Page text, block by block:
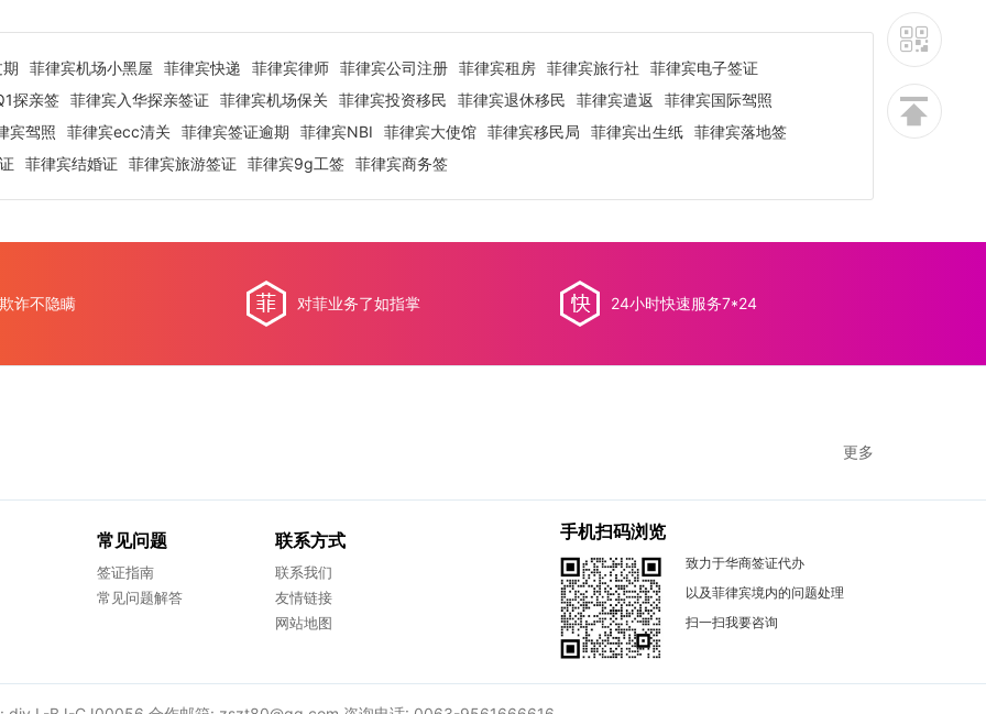
菲律宾机场小黑屋 菲律宾快递 菲律宾律师 菲律宾公司注册 菲律宾租房 菲律宾旅行社
菲律宾电子签证
探亲签 菲律宾入华探亲签证 菲律宾机场保关 菲律宾投资移民 菲律宾退休移民 菲律宾遣返
菲律宾国际驾照
宾驾照
菲律宾ecc清关 菲律宾签证逾期 菲律宾NBI 菲律宾大使馆 菲律宾移民局 菲律宾出生纸 菲律宾落地签
菲律宾结婚证 菲律宾旅游签证 菲律宾9g工签 菲律宾商务签
诈不隐瞒 对菲业务了如指掌 24小时快速服务7*24
更多
常见问题
签证指南
常见问题解答
联系方式
联系我们
友情链接
网站地图
手机扫码浏览
致力于华商签证代办
以及菲律宾境内的问题处理
扫一扫我要咨询